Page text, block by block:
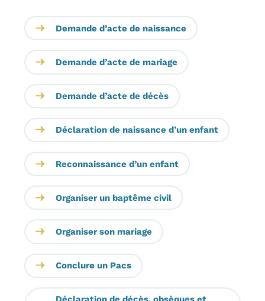
Demande d’acte de naissance
Demande d’acte de mariage
Demande d’acte de décès
Déclaration de naissance d’un enfant
Reconnaissance d’un enfant
Organiser un baptême civil
Organiser son mariage
Conclure un Pacs